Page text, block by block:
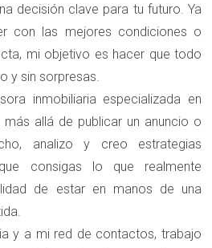
En comparación con la
suelen tener un
favorable. En Madrid,
significativas en el Impuesto
Donaciones si se cumplen
Al donar bienes en vida, el
cierto control sobre el uso y
que puede ayudar a evitar
en el futuro.
Las donaciones pueden
familiares al permitir que los
del bien antes del
decisión clave para tu futuro. Ya
con las mejores condiciones o
mi objetivo es hacer que todo
y sin sorpresas.
inmobiliaria especializada en
allá de publicar un anuncio o
analizo y creo estrategias
consigas lo que realmente
de estar en manos de una
y a mi red de contactos, trabajo